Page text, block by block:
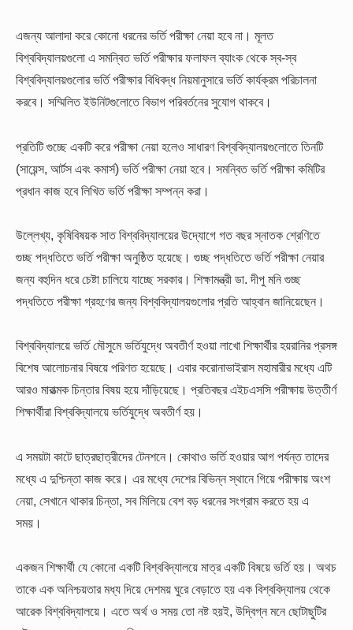
এজন্য আলাদা করে কোনো ধরনের ভর্তি পরীক্ষা নেয়া হবে না। মূলত
বিশ্ববিদ্যালয়গুলো এ সমন্বিত ভর্তি পরীক্ষার ফলাফল ব্যাংক থেকে স্ব-স্ব
বিশ্ববিদ্যালয়গুলোর ভর্তি পরীক্ষার বিধিবদ্ধ নিয়মানুসারে ভর্তি কার্যক্রম পরিচালনা
করবে। সম্মিলিত ইউনিটগুলোতে বিভাগ পরিবর্তনের সুযোগ থাকবে।
প্রতিটি গুচ্ছে একটি করে পরীক্ষা নেয়া হলেও সাধারণ বিশ্ববিদ্যালয়গুলোতে তিনটি
(সায়েন্স, আর্টস এবং কমার্স) ভর্তি পরীক্ষা নেয়া হবে। সমন্বিত ভর্তি পরীক্ষা কমিটির
প্রধান কাজ হবে লিখিত ভর্তি পরীক্ষা সম্পন্ন করা।
উল্লেখ্য, কৃষিবিষয়ক সাত বিশ্ববিদ্যালয়ের উদ্যোগে গত বছর স্নাতক শ্রেণিতে
গুচ্ছ পদ্ধতিতে ভর্তি পরীক্ষা অনুষ্ঠিত হয়েছে। গুচ্ছ পদ্ধতিতে ভর্তি পরীক্ষা নেয়ার
জন্য বহুদিন ধরে চেষ্টা চালিয়ে যাচ্ছে সরকার। শিক্ষামন্ত্রী ডা. দীপু মনি গুচ্ছ
পদ্ধতিতে পরীক্ষা গ্রহণের জন্য বিশ্ববিদ্যালয়গুলোর প্রতি আহ্বান জানিয়েছেন।
বিশ্ববিদ্যালয়ে ভর্তি মৌসুমে ভর্তিযুদ্ধে অবতীর্ণ হওয়া লাখো শিক্ষার্থীর হয়রানির প্রসঙ্গ
বিশেষ আলোচনার বিষয়ে পরিণত হয়েছে। এবার করোনাভাইরাস মহামারীর মধ্যে এটি
আরও মারাত্মক চিন্তার বিষয় হয়ে দাঁড়িয়েছে। প্রতিবছর এইচএসসি পরীক্ষায় উত্তীর্ণ
শিক্ষার্থীরা বিশ্ববিদ্যালয়ে ভর্তিযুদ্ধে অবতীর্ণ হয়।
এ সময়টা কাটে ছাত্রছাত্রীদের টেনশনে। কোথাও ভর্তি হওয়ার আগ পর্যন্ত তাদের
মধ্যে এ দুশ্চিন্তা কাজ করে। এর মধ্যে দেশের বিভিন্ন স্থানে গিয়ে পরীক্ষায় অংশ
নেয়া, সেখানে থাকার চিন্তা, সব মিলিয়ে বেশ বড় ধরনের সংগ্রাম করতে হয় এ
সময়।
একজন শিক্ষার্থী যে কোনো একটি বিশ্ববিদ্যালয়ে মাত্র একটি বিষয়ে ভর্তি হয়। অথচ
তাকে এক অনিশ্চয়তার মধ্য দিয়ে দেশময় ঘুরে বেড়াতে হয় এক বিশ্ববিদ্যালয় থেকে
আরেক বিশ্ববিদ্যালয়ে। এতে অর্থ ও সময় তো নষ্ট হয়ই, উদ্বিগ্ন মনে ছোটাছুটির